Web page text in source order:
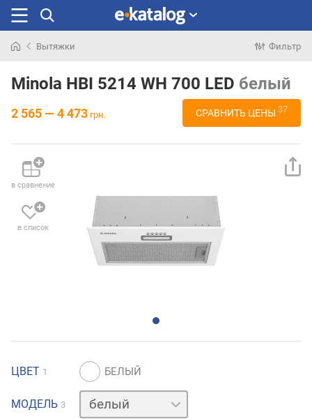
раньше
Вытяжки Фильтр
Minola HBI 5214 WH 700 LED белый
2 565 — 4 473 грн. СРАВНИТЬ ЦЕНЫ 37
в сравнение
в список
ЦВЕТ 1
МОДЕЛЬ 3
нержавейка
черный